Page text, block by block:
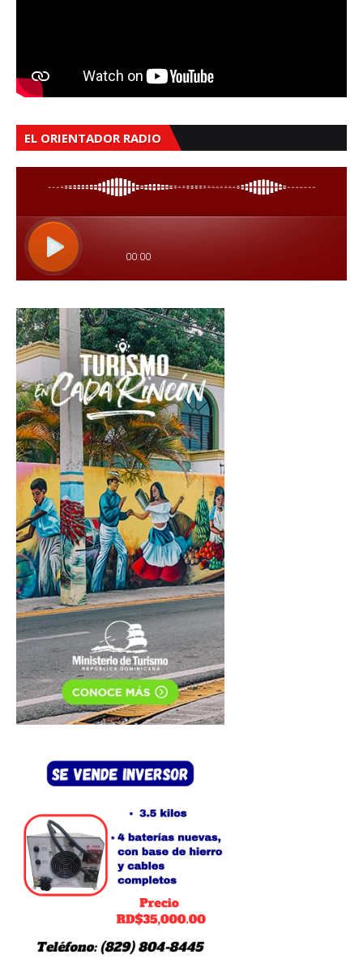
EL ORIENTADOR RADIO